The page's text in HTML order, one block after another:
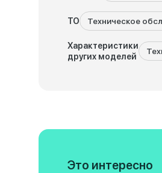
ТО Техническое
Характеристики
других моделей
Это интересно